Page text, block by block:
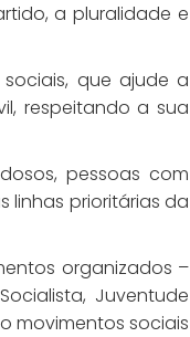
a pluralidade e
que ajude a
respeitando a sua
pessoas com
linhas prioritárias da
organizados –
Juventude
movimentos sociais